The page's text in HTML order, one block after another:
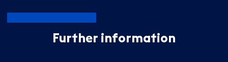
Further information